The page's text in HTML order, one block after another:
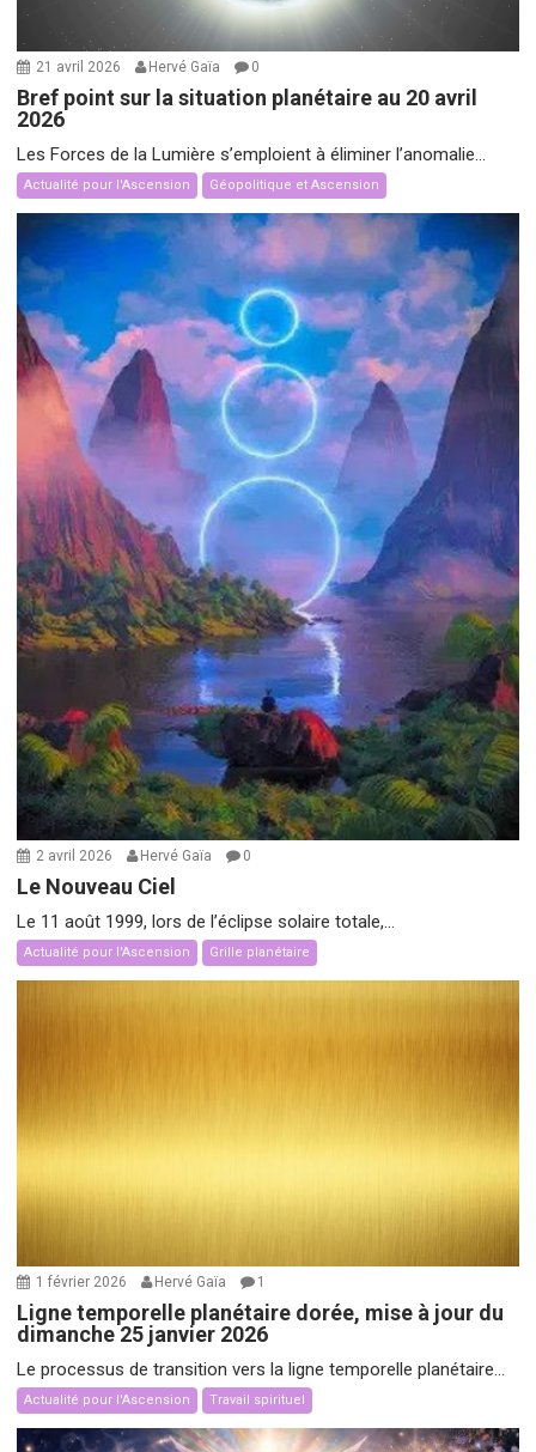
21 avril 2026 Hervé Gaïa 0
Bref point sur la situation planétaire au 20 avril
2026
Les Forces de la Lumière s’emploient à éliminer l’anomalie...
Actualité pour l'Ascension Géopolitique et Ascension
2 avril 2026 Hervé Gaïa 0
Le Nouveau Ciel
Le 11 août 1999, lors de l’éclipse solaire totale,...
Actualité pour l'Ascension Grille planétaire
1 février 2026 Hervé Gaïa 1
Ligne temporelle planétaire dorée, mise à jour du
dimanche 25 janvier 2026
Le processus de transition vers la ligne temporelle planétaire...
Actualité pour l'Ascension Travail spirituel